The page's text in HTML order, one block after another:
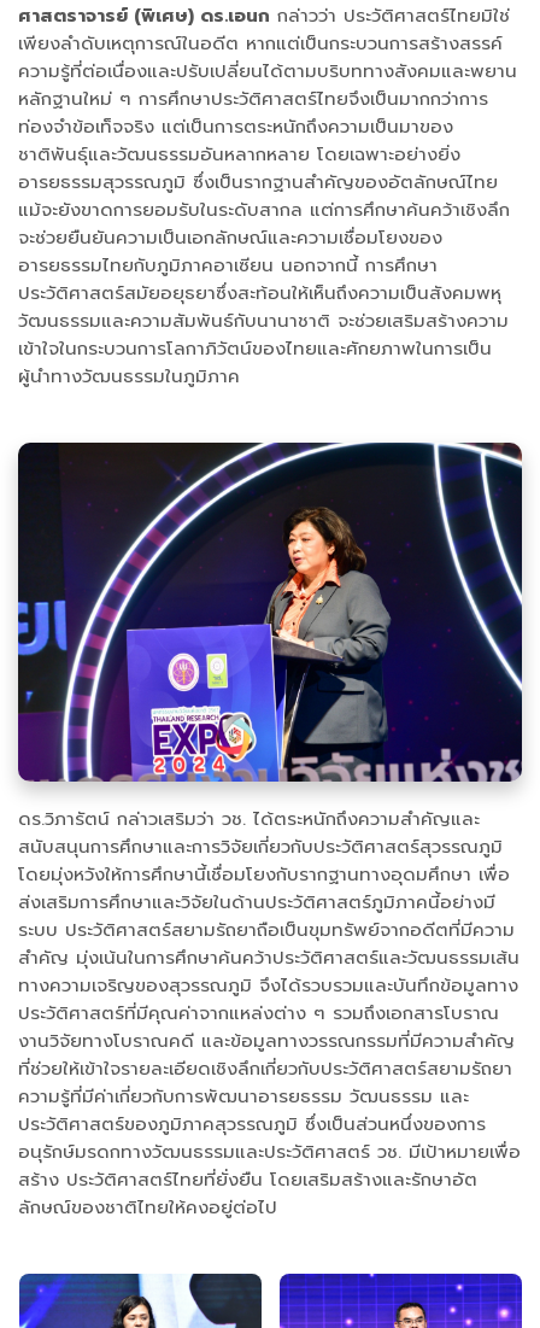
ศาสตราจารย์ (พิเศษ) ดร.เอนก กล่าวว่า ประวัติศาสตร์ไทยมิใช่
เพียงลำดับเหตุการณ์ในอดีต หากแต่เป็นกระบวนการสร้างสรรค์
ความรู้ที่ต่อเนื่องและปรับเปลี่ยนได้ตามบริบททางสังคมและพยาน
หลักฐานใหม่ ๆ การศึกษาประวัติศาสตร์ไทยจึงเป็นมากกว่าการ
ท่องจำข้อเท็จจริง แต่เป็นการตระหนักถึงความเป็นมาของ
ชาติพันธุ์และวัฒนธรรมอันหลากหลาย โดยเฉพาะอย่างยิ่ง
อารยธรรมสุวรรณภูมิ ซึ่งเป็นรากฐานสำคัญของอัตลักษณ์ไทย
แม้จะยังขาดการยอมรับในระดับสากล แต่การศึกษาค้นคว้าเชิงลึก
จะช่วยยืนยันความเป็นเอกลักษณ์และความเชื่อมโยงของ
อารยธรรมไทยกับภูมิภาคอาเซียน นอกจากนี้ การศึกษา
ประวัติศาสตร์สมัยอยุธยาซึ่งสะท้อนให้เห็นถึงความเป็นสังคมพหุ
วัฒนธรรมและความสัมพันธ์กับนานาชาติ จะช่วยเสริมสร้างความ
เข้าใจในกระบวนการโลกาภิวัตน์ของไทยและศักยภาพในการเป็น
ผู้นำทางวัฒนธรรมในภูมิภาค
ดร.วิภารัตน์ กล่าวเสริมว่า วช. ได้ตระหนักถึงความสำคัญและ
สนับสนุนการศึกษาและการวิจัยเกี่ยวกับประวัติศาสตร์สุวรรณภูมิ
โดยมุ่งหวังให้การศึกษานี้เชื่อมโยงกับรากฐานทางอุดมศึกษา เพื่อ
ส่งเสริมการศึกษาและวิจัยในด้านประวัติศาสตร์ภูมิภาคนี้อย่างมี
ระบบ ประวัติศาสตร์สยามรัถยาถือเป็นขุมทรัพย์จากอดีตที่มีความ
สำคัญ มุ่งเน้นในการศึกษาค้นคว้าประวัติศาสตร์และวัฒนธรรมเส้น
ทางความเจริญของสุวรรณภูมิ จึงได้รวบรวมและบันทึกข้อมูลทาง
ประวัติศาสตร์ที่มีคุณค่าจากแหล่งต่าง ๆ รวมถึงเอกสารโบราณ
งานวิจัยทางโบราณคดี และข้อมูลทางวรรณกรรมที่มีความสำคัญ
ที่ช่วยให้เข้าใจรายละเอียดเชิงลึกเกี่ยวกับประวัติศาสตร์สยามรัถยา
ความรู้ที่มีค่าเกี่ยวกับการพัฒนาอารยธรรม วัฒนธรรม และ
ประวัติศาสตร์ของภูมิภาคสุวรรณภูมิ ซึ่งเป็นส่วนหนึ่งของการ
อนุรักษ์มรดกทางวัฒนธรรมและประวัติศาสตร์ วช. มีเป้าหมายเพื่อ
สร้าง ประวัติศาสตร์ไทยที่ยั่งยืน โดยเสริมสร้างและรักษาอัต
ลักษณ์ของชาติไทยให้คงอยู่ต่อไป